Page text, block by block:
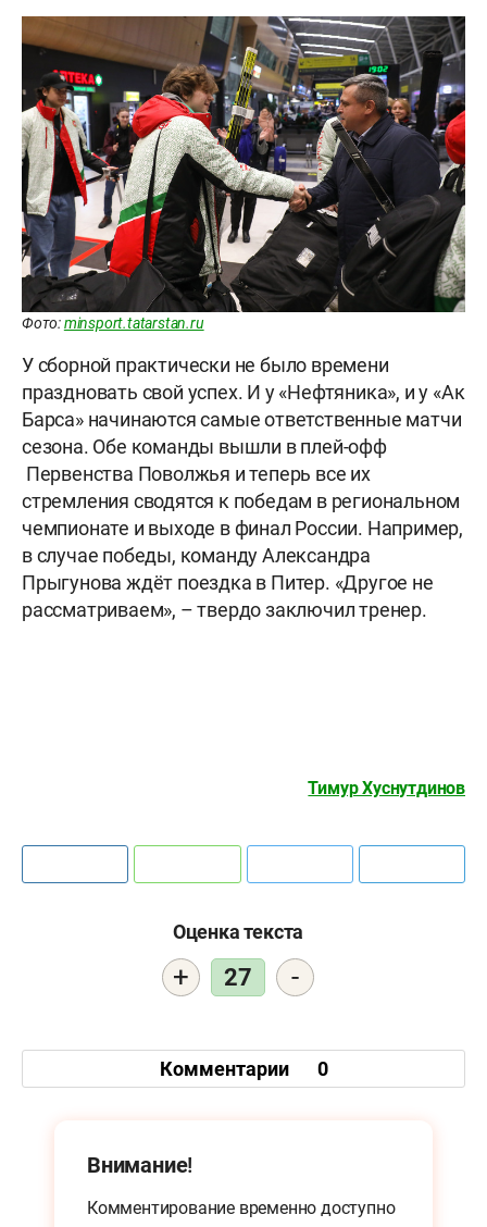
Фото:minsport.tatarstan.ru
У сборной практически не было времени
праздновать свой успех. И у «Нефтяника», и у «Ак
Барса» начинаются самые ответственные матчи
сезона. Обе команды вышли в плей-офф
Первенства Поволжья и теперь все их
стремления сводятся к победам в региональном
чемпионате и выходе в финал России. Например,
в случае победы, команду Александра
Прыгунова ждёт поездка в Питер. «Другое не
рассматриваем», – твердо заключил тренер.
Тимур Хуснутдинов
Оценка текста
+ 27 -
Комментарии 0
Внимание!
Комментирование временно доступно